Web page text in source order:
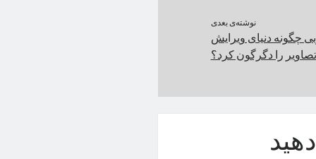
نوشته‌ی بعدی
چگونه دنیای ویرایش
تصاویر را دگرگون کرد؟